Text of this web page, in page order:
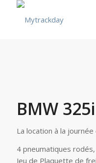
BMW
La location à la
4 pneumatiques rodés,
Jeu de Plaquette de